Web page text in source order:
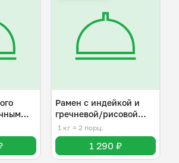
Рамен с индейкой и
гречневой/рисовой
лапшой
1 кг ≈ 2 порц.
1 290 ₽